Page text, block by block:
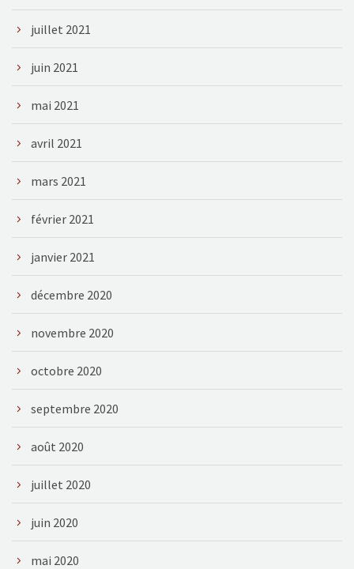
juillet 2021
juin 2021
mai 2021
avril 2021
mars 2021
février 2021
janvier 2021
décembre 2020
novembre 2020
octobre 2020
septembre 2020
août 2020
juillet 2020
juin 2020
mai 2020